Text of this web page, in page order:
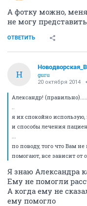
А фотку можно,
не могу
ОТВЕТИТЬ
Н
guru
20 октября 2014
Александр! (правильно).....
я их спокойно
и способы лечения
по поводу, того что Вам
помогают, все зависит от
Я знаю Александра
Ему не помогли
А когда ему не
ему помогло